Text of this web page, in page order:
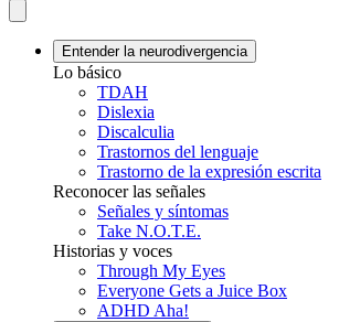
Entender la neurodivergencia
Lo básico
TDAH
Dislexia
Discalculia
Trastornos del lenguaje
Trastorno de la expresión escrita
Reconocer las señales
Señales y síntomas
Take N.O.T.E.
Historias y voces
Through My Eyes
Everyone Gets a Juice Box
ADHD Aha!